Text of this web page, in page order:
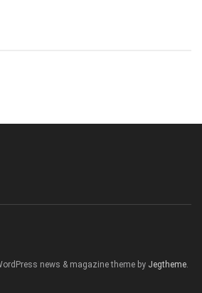
news & magazine theme by Jegtheme